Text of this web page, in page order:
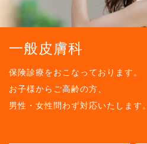
一般皮膚科
保険診療をおこなっております。
お子様からご高齢の方、
男性・女性問わず対応いたします。